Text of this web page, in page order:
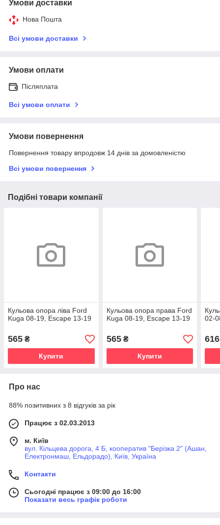
Умови доставки
Нова Пошта
Всі умови доставки
Умови оплати
Післяплата
Всі умови оплати
Умови повернення
Повернення товару впродовж 14 днів за домовленістю
Всі умови повернення
Подібні товари компанії
Кульова опора ліва Ford
Kuga 08-19, Escape 13-19
565 ₴
Купити
Кульова опора права Ford
Kuga 08-19, Escape 13-19
565₴
Купити
02-
616
Про нас
88% позитивних з 8 відгуків за рік
Працює з 02.03.2013
м. Київ
вул. Кільцева дорога, 4 Б, кооператив "Берізка 2" (Ашан,
Електронмаш, Ельдорадо), Київ, Україна
Контакти
Сьогодні працює з 09:00 до 16:00
Показати весь графік роботи